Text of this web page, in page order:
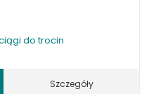
do trocin
Szczegóły